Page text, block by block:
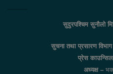
सुदुरपश्चिम सुनौलो
सुचना तथा प्रसारण विभाग
प्रेस काउन्सिल
अध्यक्ष –